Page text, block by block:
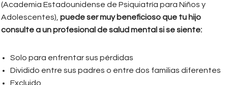
(Academia Estadounidense de Psiquiatría para Niños y
Adolescentes), puede ser muy beneficioso que tu hijo
consulte a un profesional de salud mental si se siente:
Solo para enfrentar sus pérdidas
Dividido entre sus padres o entre dos familias diferentes
Excluido